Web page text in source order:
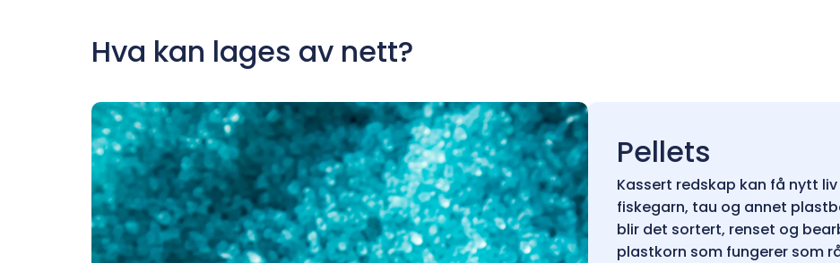
Hva kan lages av nett?
Pellets
Kassert redskap kan få nytt
fiskegarn, tau og annet
blir det sortert, renset og
plastkorn som fungerer som